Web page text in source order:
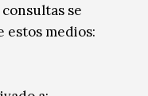
se
estos medios: